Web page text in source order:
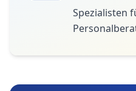
Spezialisten